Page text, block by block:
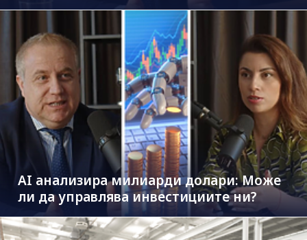
AI анализира милиарди долари: Може
ли да управлява инвестициите ни?